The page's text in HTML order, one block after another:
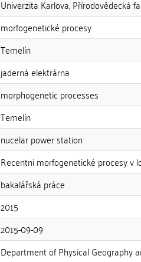
Univerzita Karlova, Přírodovědecká
morfogenetické procesy
Temelín
jaderná elektrárna
morphogenetic processes
Temelín
nucelar power station
Recentní morfogenetické procesy v
bakalářská práce
2015
2015-09-09
Department of Physical Geography